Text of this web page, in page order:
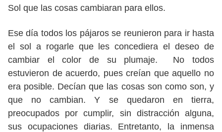
Sol que las cosas cambiaran para ellos.
Ese día todos los pájaros se reunieron para ir hasta
el sol a rogarle que les concediera el deseo de
cambiar el color de su plumaje. No todos
estuvieron de acuerdo, pues creían que aquello no
era posible. Decían que las cosas son como son, y
que no cambian. Y se quedaron en tierra,
preocupados por cumplir, sin distracción alguna,
sus ocupaciones diarias. Entretanto, la inmensa